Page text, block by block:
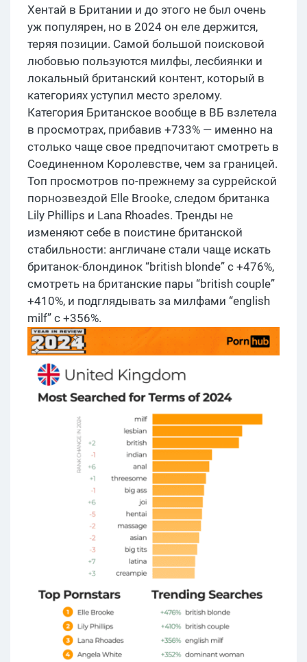
Хентай в Британии и до этого не был очень
уж популярен, но в 2024 он еле держится,
теряя позиции. Самой большой поисковой
любовью пользуются милфы, лесбиянки и
локальный британский контент, который в
категориях уступил место зрелому.
Категория Британское вообще в ВБ взлетела
в просмотрах, прибавив +733% — именно на
столько чаще свое предпочитают смотреть в
Соединенном Королевстве, чем за границей.
Топ просмотров по-прежнему за суррейской
порнозвездой Elle Brooke, следом британка
Lily Phillips и Lana Rhoades. Тренды не
изменяют себе в поистине британской
стабильности: англичане стали чаще искать
британок-блондинок “british blonde” с +476%,
смотреть на британские пары “british couple”
+410%, и подглядывать за милфами “english
milf” с +356%.